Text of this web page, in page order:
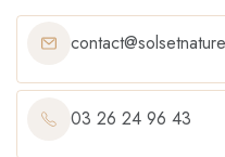
03 26 24 96 43